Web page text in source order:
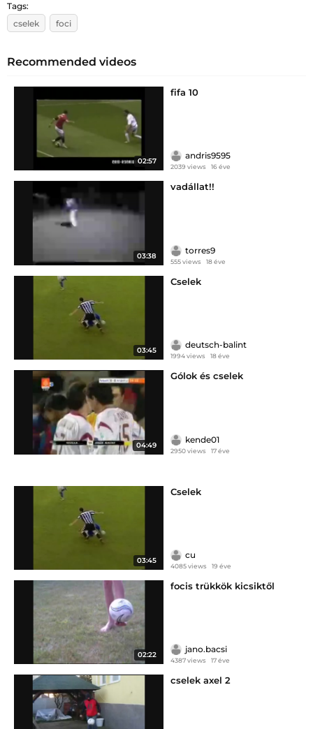
Tags:
cselek
foci
Recommended videos
02:57
fifa 10
andris9595
2039 views 16 éve
03:38
vadállat!!
torres9
555 views 18 éve
03:45
Cselek
deutsch-balint
1994 views 18 éve
04:49
Gólok és cselek
kende01
2950 views 17 éve
03:45
Cselek
cu
4085 views 19 éve
02:22
focis trükkök kicsiktől
jano.bacsi
4387 views 17 éve
cselek axel 2